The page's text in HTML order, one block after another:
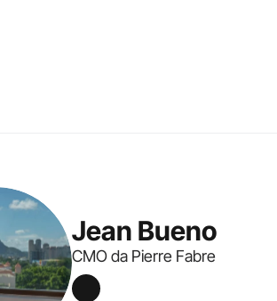
Jean Bueno
CMO da Pierre Fabre